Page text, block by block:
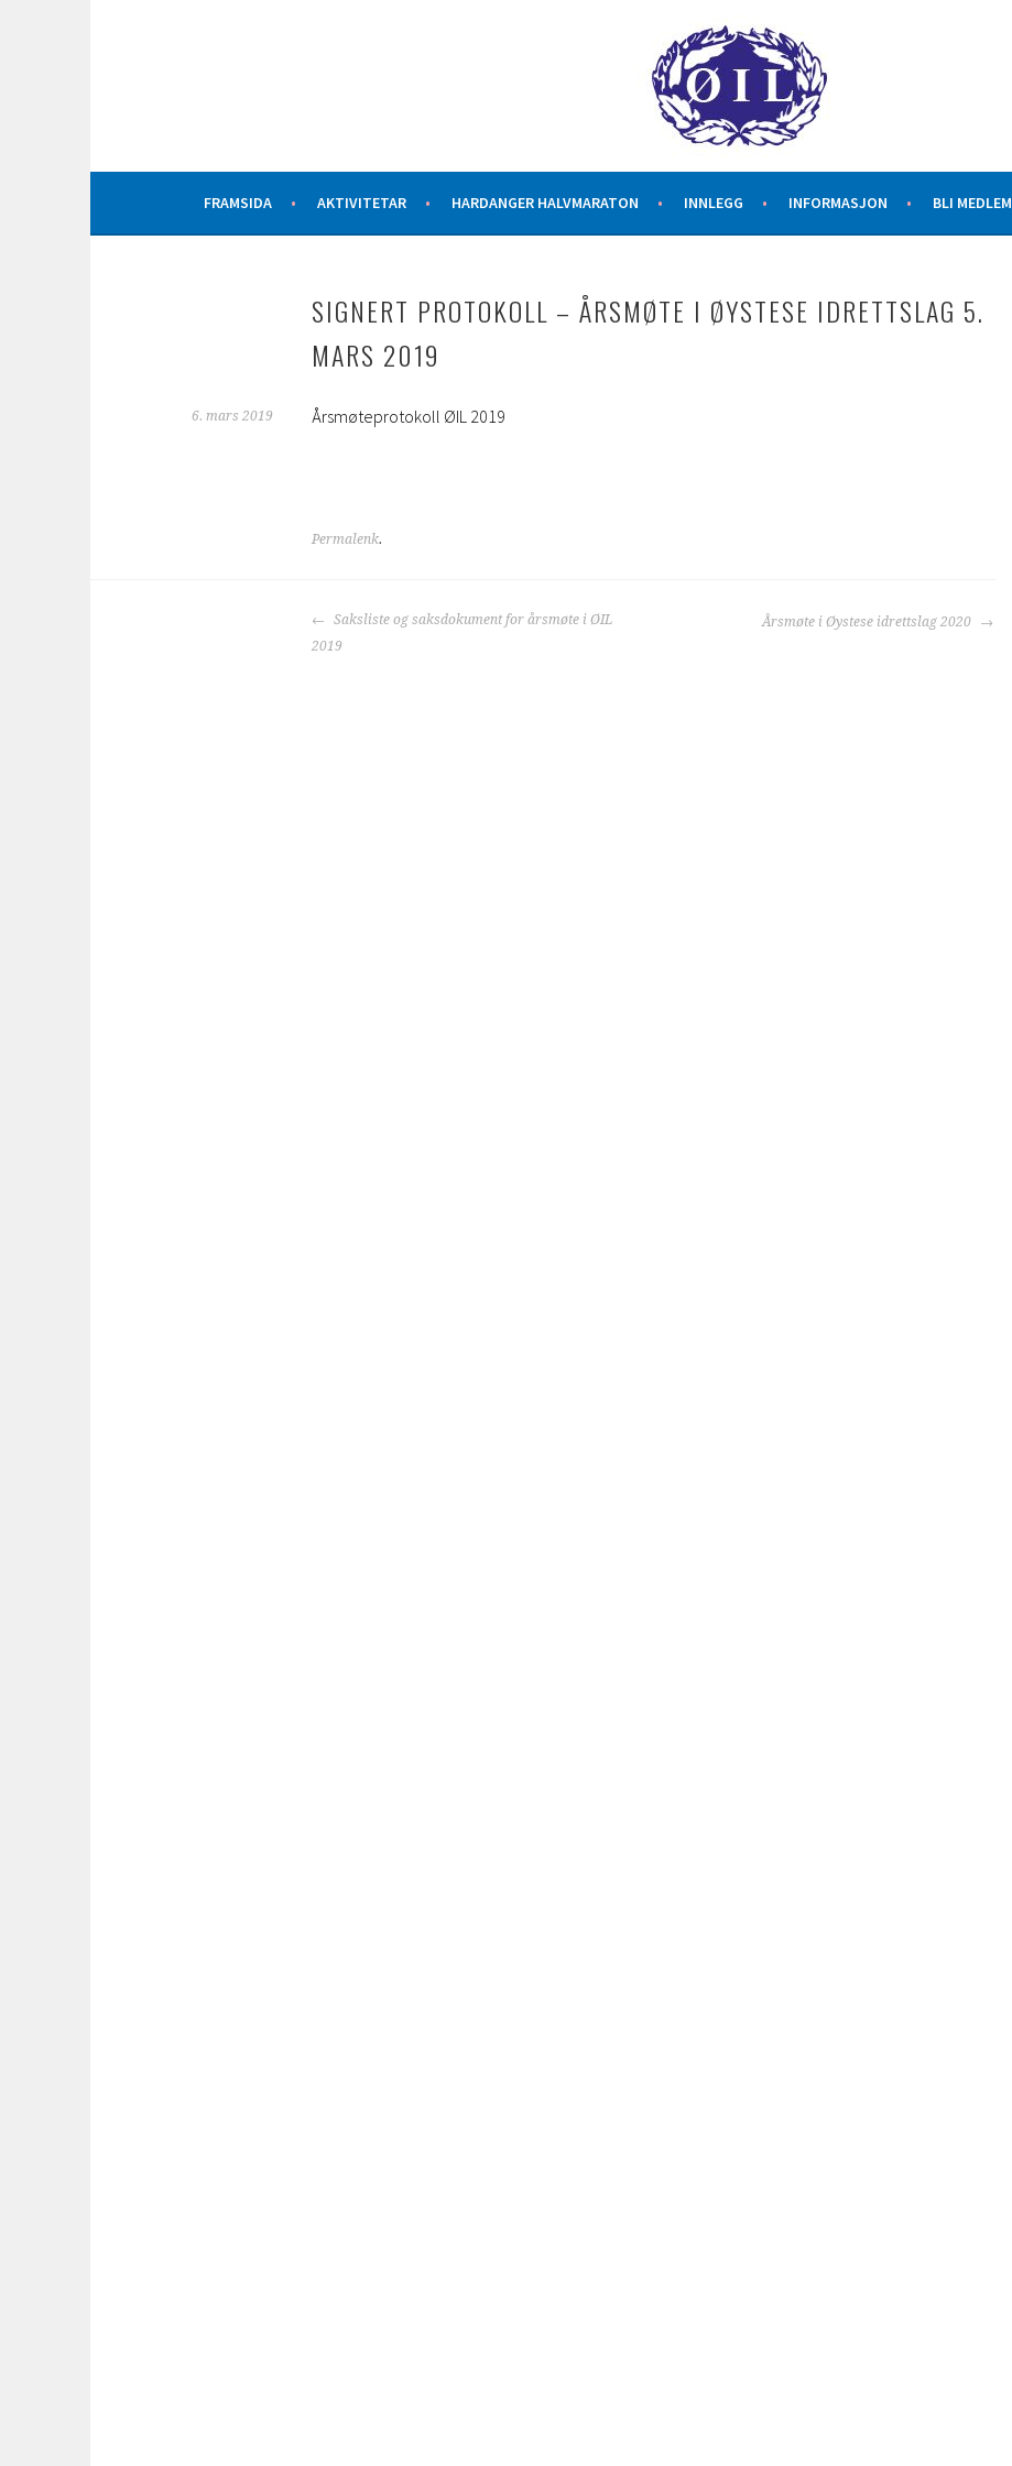
FRAMSIDA AKTIVITETAR HARDANGER HALVMARATON INNLEGG INFORMASJON BLI MEDLEM
SIGNERT PROTOKOLL – ÅRSMØTE I ØYSTESE IDRETTSLAG 5.
MARS 2019
6. mars 2019 Årsmøteprotokoll ØIL 2019
Permalenk.
INNLEGGSNAVIGASJON
Saksliste og saksdokument for årsmøte i ØIL
2019
Årsmøte i Øystese idrettslag 2020